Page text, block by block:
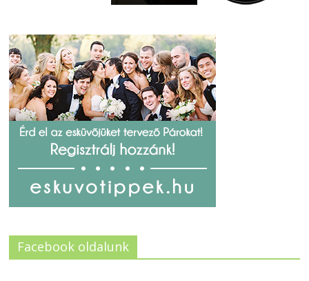
Facebook oldalunk